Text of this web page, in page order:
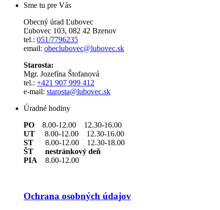
Sme tu pre Vás
Obecný úrad Ľubovec
Ľubovec 103, 082 42 Bzenov
tel.: 051/7796235
email: obeclubovec@lubovec.sk
Starosta:
Mgr. Jozefína Štofanová
tel.: +421 907 999 412
e-mail: starosta@lubovec.sk
Úradné hodiny
PO 8.00-12.00 12.30-16.00
UT 8.00-12.00 12.30-16.00
ST 8.00-12.00 12.30-18.00
ŠT nestránkový deň
PIA 8.00-12.00
Ochrana osobných údajov